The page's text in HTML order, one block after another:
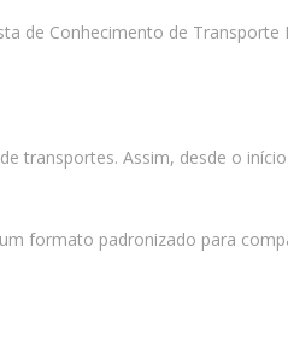
de Conhecimento de
transportes. Assim, desde o
formato padronizado para